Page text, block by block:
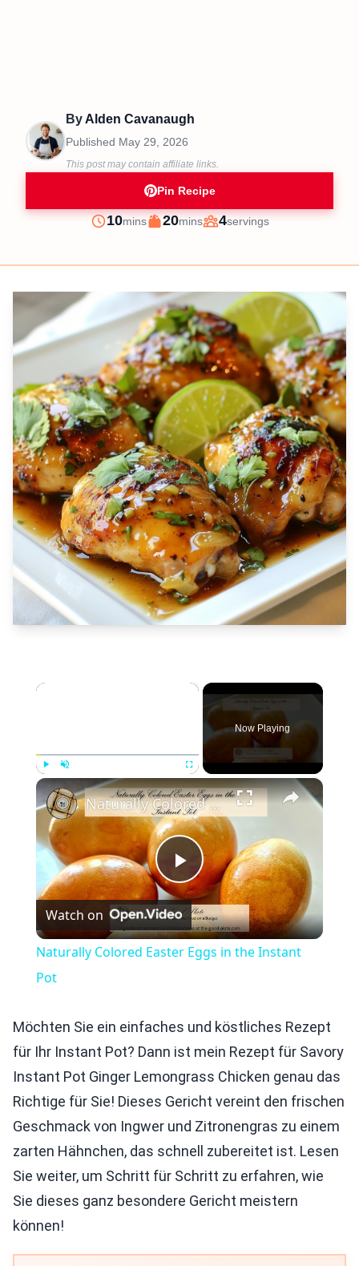
ByAlden Cavanaugh
Published May 29, 2026
This post may contain affiliate links.
Pin Recipe
Prep
10minutes
mins
Cook
20minutes
mins
Servings
4servings
×
Now Playing
×
Play
Video
Naturally Colored Easter Eggs in the Instant Pot
Watch on
Naturally Colored Easter Eggs in the Instant
Pot
Möchten Sie ein einfaches und köstliches Rezept
für Ihr Instant Pot? Dann ist mein Rezept für Savory
Instant Pot Ginger Lemongrass Chicken genau das
Richtige für Sie! Dieses Gericht vereint den frischen
Geschmack von Ingwer und Zitronengras zu einem
zarten Hähnchen, das schnell zubereitet ist. Lesen
Sie weiter, um Schritt für Schritt zu erfahren, wie
Sie dieses ganz besondere Gericht meistern
können!